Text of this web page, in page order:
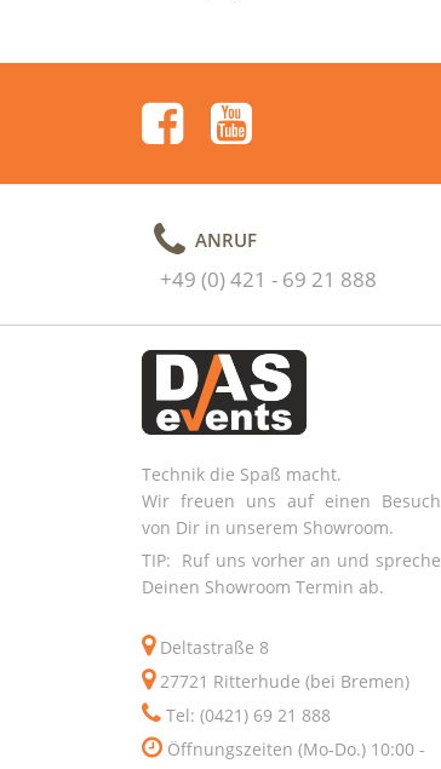
ANRUF
+49 (0) 421 - 69 21 888
Technik die Spaß macht.
Wir freuen uns auf einen Besuch
von Dir in unserem Showroom.
TIP: Ruf uns vorher an und spreche
Deinen Showroom Termin ab.
Deltastraße 8
27721 Ritterhude (bei Bremen)
Tel: (0421) 69 21 888
Öffnungszeiten (Mo-Do.) 10:00 -